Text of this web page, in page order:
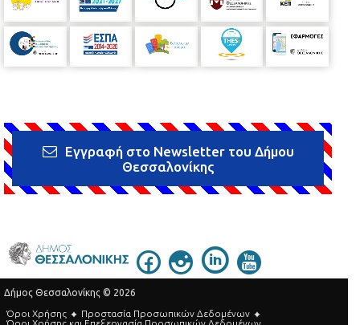
Εγγραφή στο Newsletter του Δήμου
Θεσσαλονίκης
Δήμος Θεσσαλονίκης © 2026
Όροι Χρήσης
Προστασία Προσωπικών Δεδομένων